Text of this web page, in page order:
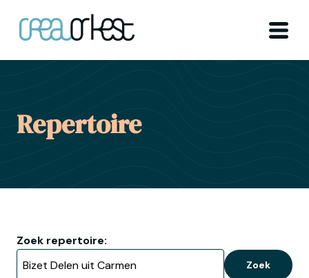
Menu
Repertoire
Zoek repertoire:
Zoek